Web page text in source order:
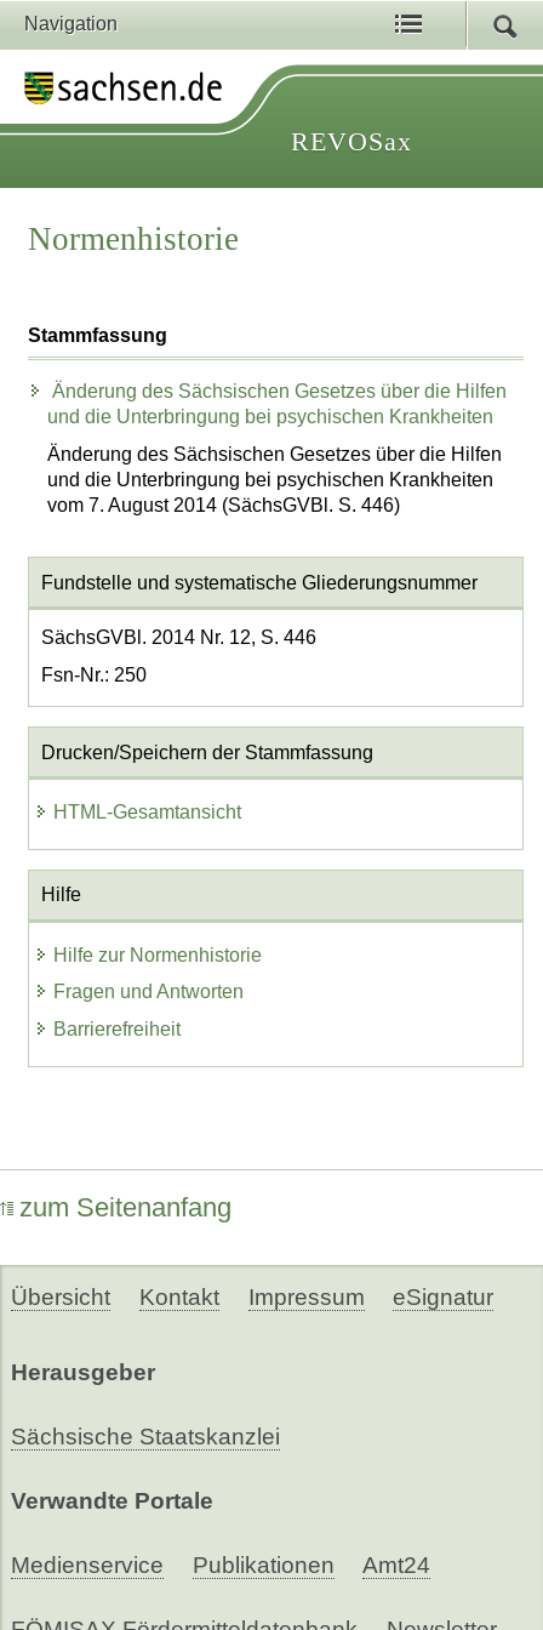
Navigation
REVOSax
Normenhistorie
Stammfassung
Änderung des Sächsischen Gesetzes über die Hilfen
und die Unterbringung bei psychischen Krankheiten
Änderung des Sächsischen Gesetzes über die Hilfen
und die Unterbringung bei psychischen Krankheiten
vom 7. August 2014 (SächsGVBl. S. 446)
Fundstelle und systematische Gliederungsnummer
SächsGVBl. 2014 Nr. 12, S. 446
Fsn-Nr.: 250
Drucken/Speichern der Stammfassung
HTML-Gesamtansicht
Hilfe
Hilfe zur Normenhistorie
Fragen und Antworten
Barrierefreiheit
zum Seitenanfang
Übersicht Kontakt Impressum eSignatur
Herausgeber
Sächsische Staatskanzlei
Verwandte Portale
Medienservice Publikationen Amt24